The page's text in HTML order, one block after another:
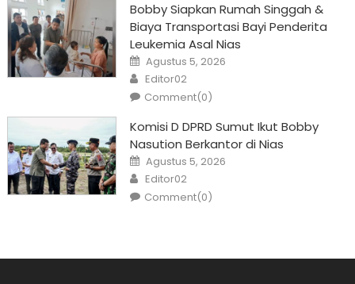
Bobby Siapkan Rumah Singgah &
Biaya Transportasi Bayi Penderita
Leukemia Asal Nias
Posted
on
Agustus 5, 2026
Author
Editor02
Comment(0)
Komisi D DPRD Sumut Ikut Bobby
Nasution Berkantor di Nias
Posted
on
Agustus 5, 2026
Author
Editor02
Comment(0)